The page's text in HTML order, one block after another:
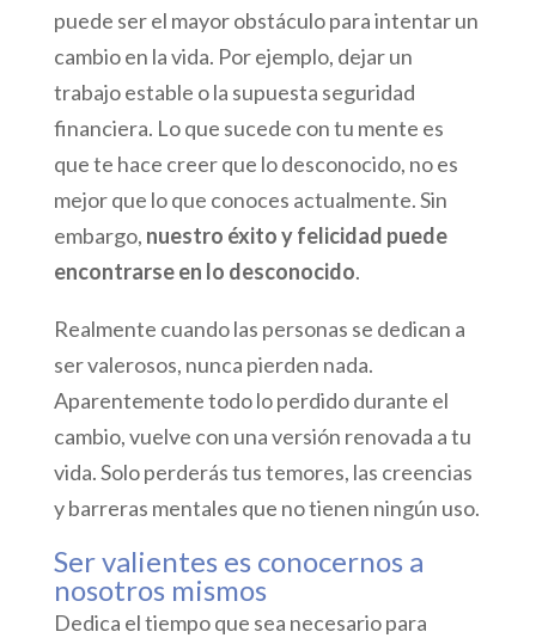
puede ser el mayor obstáculo para intentar un
cambio en la vida. Por ejemplo, dejar un
trabajo estable o la supuesta seguridad
financiera. Lo que sucede con tu mente es
que te hace creer que lo desconocido, no es
mejor que lo que conoces actualmente. Sin
embargo, nuestro éxito y felicidad puede
encontrarse en lo desconocido.
Realmente cuando las personas se dedican a
ser valerosos, nunca pierden nada.
Aparentemente todo lo perdido durante el
cambio, vuelve con una versión renovada a tu
vida. Solo perderás tus temores, las creencias
y barreras mentales que no tienen ningún uso.
Ser valientes es conocernos a
nosotros mismos
Dedica el tiempo que sea necesario para